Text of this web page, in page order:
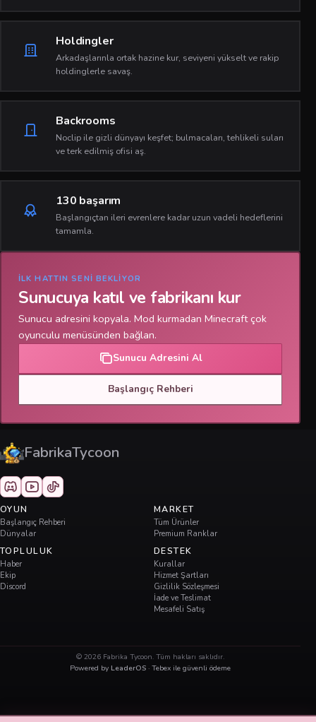
Holdingler
Arkadaşlarınla ortak hazine kur, seviyeni yükselt ve rakip
holdinglerle savaş.
Backrooms
Noclip ile gizli dünyayı keşfet; bulmacaları, tehlikeli suları
ve terk edilmiş ofisi aş.
130 başarım
Başlangıçtan ileri evrenlere kadar uzun vadeli hedeflerini
tamamla.
İLK HATTIN SENI BEKLIYOR
Sunucuya katıl ve fabrikanı kur
Sunucu adresini kopyala. Mod kurmadan Minecraft çok
oyunculu menüsünden bağlan.
Sunucu Adresini Al
Başlangıç Rehberi
FabrikaTycoon
OYUN
Başlangıç Rehberi
Dünyalar
MARKET
Tüm Ürünler
Premium Ranklar
TOPLULUK
Haber
Ekip
Discord
DESTEK
Kurallar
Hizmet Şartları
Gizlilik Sözleşmesi
İade ve Teslimat
Mesafeli Satış
© 2026 Fabrika Tycoon. Tüm hakları saklıdır.
Powered by LeaderOS · Tebex ile güvenli ödeme